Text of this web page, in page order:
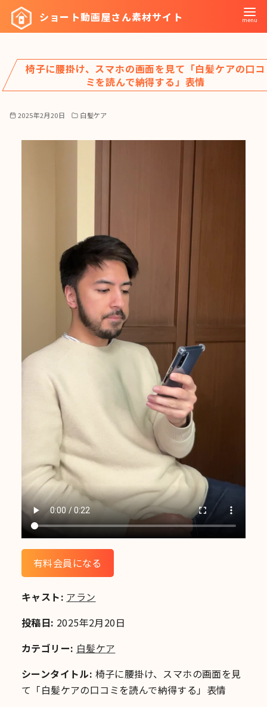
ツ
へ
ショート動画屋さん素材サイト
椅子に腰掛け、スマホの画面を見て「白髪ケアの口コ
ミを読んで納得する」表情
2025年2月20日 白髪ケア
有料会員になる
キャスト: アラン
投稿日: 2025年2月20日
カテゴリー: 白髪ケア
シーンタイトル: 椅子に腰掛け、スマホの画面を見
て「白髪ケアの口コミを読んで納得する」表情